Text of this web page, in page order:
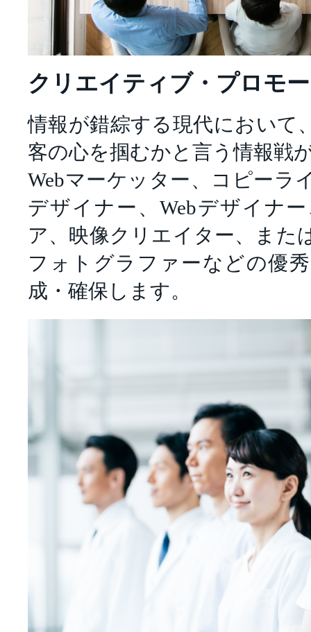
クリエイティブ・プロモ
情報が錯綜する現代において
客の心を掴むかと言う情報戦
Webマーケッター、コピーラ
デザイナー、Webデザイナ
ア、映像クリエイター、また
フォトグラファーなどの優
成・確保します。